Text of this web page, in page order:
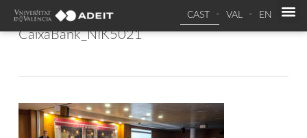
CAST VAL EN
CaixaBank_NIK5021